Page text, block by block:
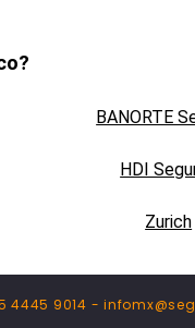
BANORTE
HDI
Zurich
4445 9014 -